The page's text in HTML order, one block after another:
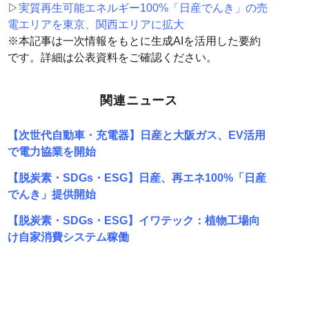
▷実質再生可能エネルギー100%「日産でんき」の売
電エリアを東京、関西エリアに拡大
※本記事は一次情報をもとに生成AIを活用した要約
です。詳細は公表資料をご確認ください。
関連ニュース
【次世代自動車・充電器】日産と大阪ガス、EV活用
で電力協業を開始
【脱炭素・SDGs・ESG】日産、再エネ100%「日産
でんき」提供開始
【脱炭素・SDGs・ESG】イワテック：植物工場向
け自家消費システム稼働